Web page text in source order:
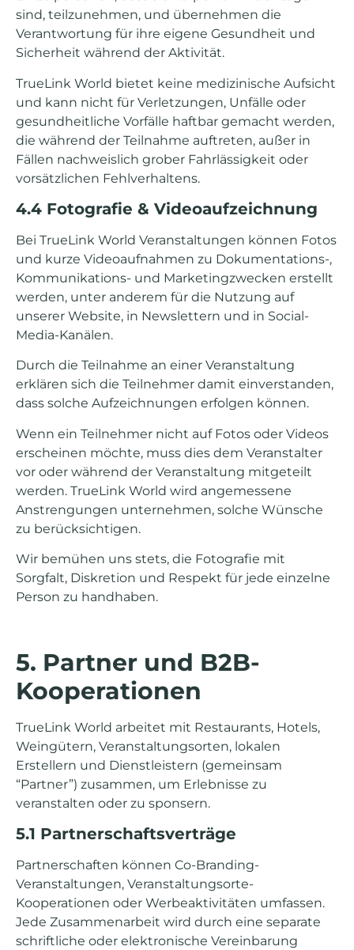
sind, teilzunehmen, und übernehmen die
Verantwortung für ihre eigene Gesundheit und
Sicherheit während der Aktivität.
TrueLink World bietet keine medizinische Aufsicht
und kann nicht für Verletzungen, Unfälle oder
gesundheitliche Vorfälle haftbar gemacht werden,
die während der Teilnahme auftreten, außer in
Fällen nachweislich grober Fahrlässigkeit oder
vorsätzlichen Fehlverhaltens.
4.4 Fotografie & Videoaufzeichnung
Bei TrueLink World Veranstaltungen können Fotos
und kurze Videoaufnahmen zu Dokumentations-,
Kommunikations- und Marketingzwecken erstellt
werden, unter anderem für die Nutzung auf
unserer Website, in Newslettern und in Social-
Media-Kanälen.
Durch die Teilnahme an einer Veranstaltung
erklären sich die Teilnehmer damit einverstanden,
dass solche Aufzeichnungen erfolgen können.
Wenn ein Teilnehmer nicht auf Fotos oder Videos
erscheinen möchte, muss dies dem Veranstalter
vor oder während der Veranstaltung mitgeteilt
werden. TrueLink World wird angemessene
Anstrengungen unternehmen, solche Wünsche
zu berücksichtigen.
Wir bemühen uns stets, die Fotografie mit
Sorgfalt, Diskretion und Respekt für jede einzelne
Person zu handhaben.
5. Partner und B2B-
Kooperationen
TrueLink World arbeitet mit Restaurants, Hotels,
Weingütern, Veranstaltungsorten, lokalen
Erstellern und Dienstleistern (gemeinsam
“Partner”) zusammen, um Erlebnisse zu
veranstalten oder zu sponsern.
5.1 Partnerschaftsverträge
Partnerschaften können Co-Branding-
Veranstaltungen, Veranstaltungsorte-
Kooperationen oder Werbeaktivitäten umfassen.
Jede Zusammenarbeit wird durch eine separate
schriftliche oder elektronische Vereinbarung